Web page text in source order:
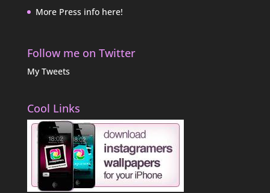
More Press info here!
Follow me on Twitter
My Tweets
Cool Links